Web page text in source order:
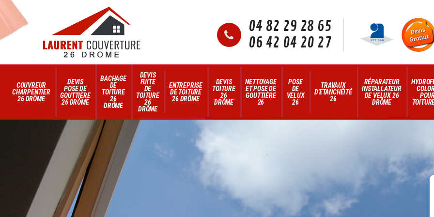
04 82 29 28 65
06 42 04 20 27
COUVREUR
CHARPENTIER
26 DRÔME
DEVIS
POSE DE
GOUTTIÈRE
26 DRÔME
BACHAGE
DE
TOITURE
26
DRÔME
DEVIS
FUITE
DE
TOITURE
26
DRÔME
ENTREPRISE
DE TOITURE
26 DRÔME
DEVIS
TOITURE
26
DRÔME
NETTOYAGE
ET POSE DE
GOUTTIÈRE
26
POSE
DE
VELUX
26
TRAVAUX
D'ETANCHÉITÉ
26
RÉPARATEUR
INSTALLATEUR
DE VELUX 26
DRÔME